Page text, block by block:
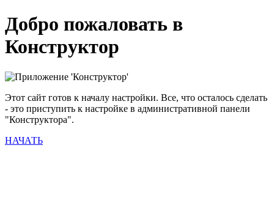
Добро пожаловать в
Конструктор
Этот сайт готов к началу настройки. Все, что осталось сделать
- это приступить к настройке в административной панели
"Конструктора".
НАЧАТЬ